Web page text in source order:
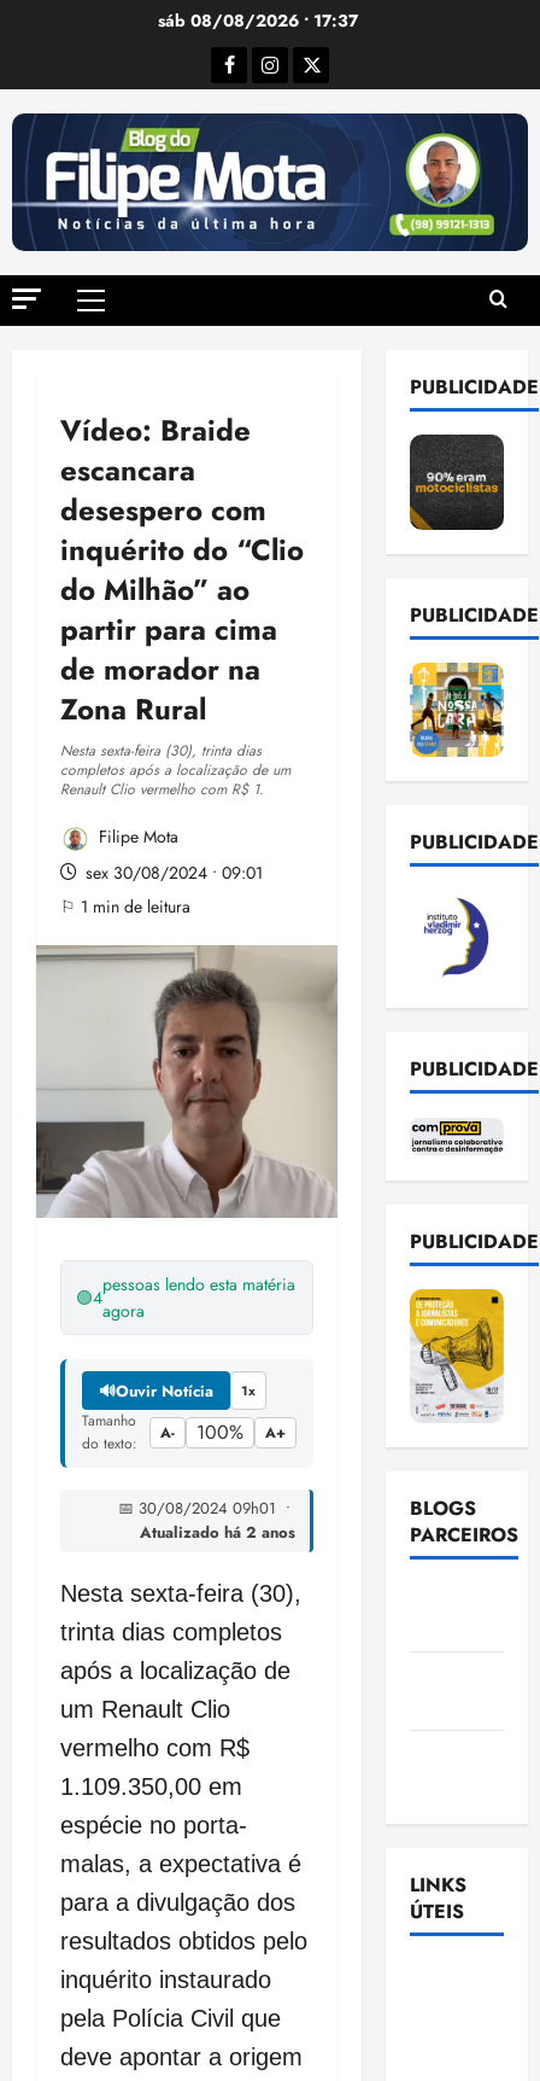
sáb 08/08/2026 • 17:37
Facebook
Instagram
Twitter
Menu
Vídeo: Braide
escancara
desespero com
inquérito do “Clio
do Milhão” ao
partir para cima
de morador na
Zona Rural
Nesta sexta-feira (30), trinta dias
completos após a localização de um
Renault Clio vermelho com R$ 1.
Filipe Mota
sex 30/08/2024 • 09:01
⚐ 1 min de leitura
🟢4
pessoas lendo esta matéria
agora
🔊Ouvir Notícia 1x
Tamanho
do texto:
A- 100% A+
📅 30/08/2024 09h01 •
Atualizado há 2 anos
Nesta sexta-feira (30),
trinta dias completos
após a localização de
um Renault Clio
vermelho com R$
1.109.350,00 em
espécie no porta-
malas, a expectativa é
para a divulgação dos
resultados obtidos pelo
inquérito instaurado
pela Polícia Civil que
deve apontar a origem
PUBLICIDADE
PUBLICIDADE
PUBLICIDADE
PUBLICIDADE
PUBLICIDADE
BLOGS
PARCEIROS
LINKS
ÚTEIS